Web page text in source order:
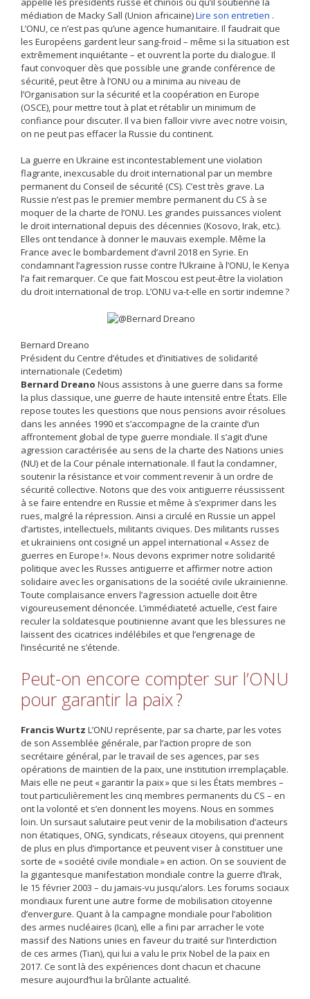
médiation de Macky Sall (Union africaine)Lire son entretien .
L’ONU, ce n’est pas qu’une agence humanitaire. Il faudrait que
les Européens gardent leur sang-froid – même si la situation est
extrêmement ­inquiétante – et ouvrent la porte du dialogue. Il
faut convoquer dès que possible une grande conférence de
sécurité, peut être à l’ONU ou a minima au niveau de
l’Organisation sur la sécurité et la coopération en Europe
(OSCE), pour mettre tout à plat et ­rétablir un minimum de
confiance pour discuter. Il va bien falloir vivre avec notre voisin,
on ne peut pas effacer la Russie du continent.
La guerre en Ukraine est incontestablement une violation
flagrante, inexcusable du droit international par un membre
permanent du Conseil de sécurité (CS). C’est très grave. La
Russie n’est pas le premier membre permanent du CS à se
moquer de la charte de l’ONU. Les grandes puissances violent
le droit international depuis des décennies (Kosovo, Irak, etc.).
Elles ont tendance à donner le mauvais exemple. Même la
France avec le bombardement d’avril 2018 en Syrie. En
condamnant l’agression russe contre l’Ukraine à l’ONU, le Kenya
l’a fait remarquer. Ce que fait Moscou est peut-être la violation
du droit international de trop. L’ONU va-t-elle en sortir indemne ?
Bernard Dreano
Président du Centre d’études et d’initiatives de solidarité
internationale (Cedetim)
Bernard Dreano Nous assistons à une guerre dans sa forme
la plus classique, une guerre de haute intensité entre États. Elle
repose toutes les questions que nous pensions avoir résolues
dans les années 1990 et s’accompagne de la crainte d’un
affrontement global de type guerre mondiale. Il s’agit d’une
agression caractérisée au sens de la charte des Nations unies
(NU) et de la Cour pénale internationale. Il faut la condamner,
soutenir la résistance et voir comment revenir à un ordre de
sécurité collective. Notons que des voix antiguerre réussissent
à se faire entendre en Russie et même à s’exprimer dans les
rues, malgré la répression. Ainsi a circulé en Russie un appel
d’artistes, intellectuels, militants civiques. Des militants russes
et ukrainiens ont cosigné un appel international « Assez de
guerres en Europe ! ». Nous devons exprimer notre solidarité
politique avec les Russes antiguerre et ­affirmer notre action
solidaire avec les organisations de la société civile ukrainienne.
Toute complaisance envers l’agression actuelle doit être
vigoureusement dénoncée. L’immédiateté actuelle, c’est faire
reculer la soldatesque poutinienne avant que les blessures ne
laissent des cicatrices indélébiles et que l’engrenage de
l’insécurité ne s’étende.
Peut-on encore compter sur l’ONU
pour garantir la paix ?
Francis Wurtz L’ONU représente, par sa charte, par les votes
de son Assemblée générale, par l’action propre de son
secrétaire général, par le travail de ses agences, par ses
opérations de maintien de la paix, une institution irremplaçable.
Mais elle ne peut « garantir la paix » que si les États membres –
tout particulièrement les cinq membres permanents du CS – en
ont la volonté et s’en donnent les moyens. Nous en sommes
loin. Un sursaut salutaire peut venir de la mobilisation d’acteurs
non ­étatiques, ONG, syndicats, réseaux citoyens, qui prennent
de plus en plus d’importance et peuvent viser à constituer une
sorte de « société ­civile mondiale » en action. On se souvient de
la gigantesque manifestation mondiale contre la guerre d’Irak,
le 15 février 2003 – du jamais-vu jusqu’alors. Les forums ­sociaux
mondiaux furent une autre forme de mobilisation ­citoyenne
d’envergure. Quant à la campagne mondiale pour l’abolition
des armes nucléaires (Ican), elle a fini par arracher le vote
massif des Nations unies en faveur du traité sur l’interdiction
de ces armes (Tian), qui lui a valu le prix Nobel de la paix en
2017. Ce sont là des ­expériences dont chacun et chacune
mesure ­aujourd’hui la brûlante actualité.